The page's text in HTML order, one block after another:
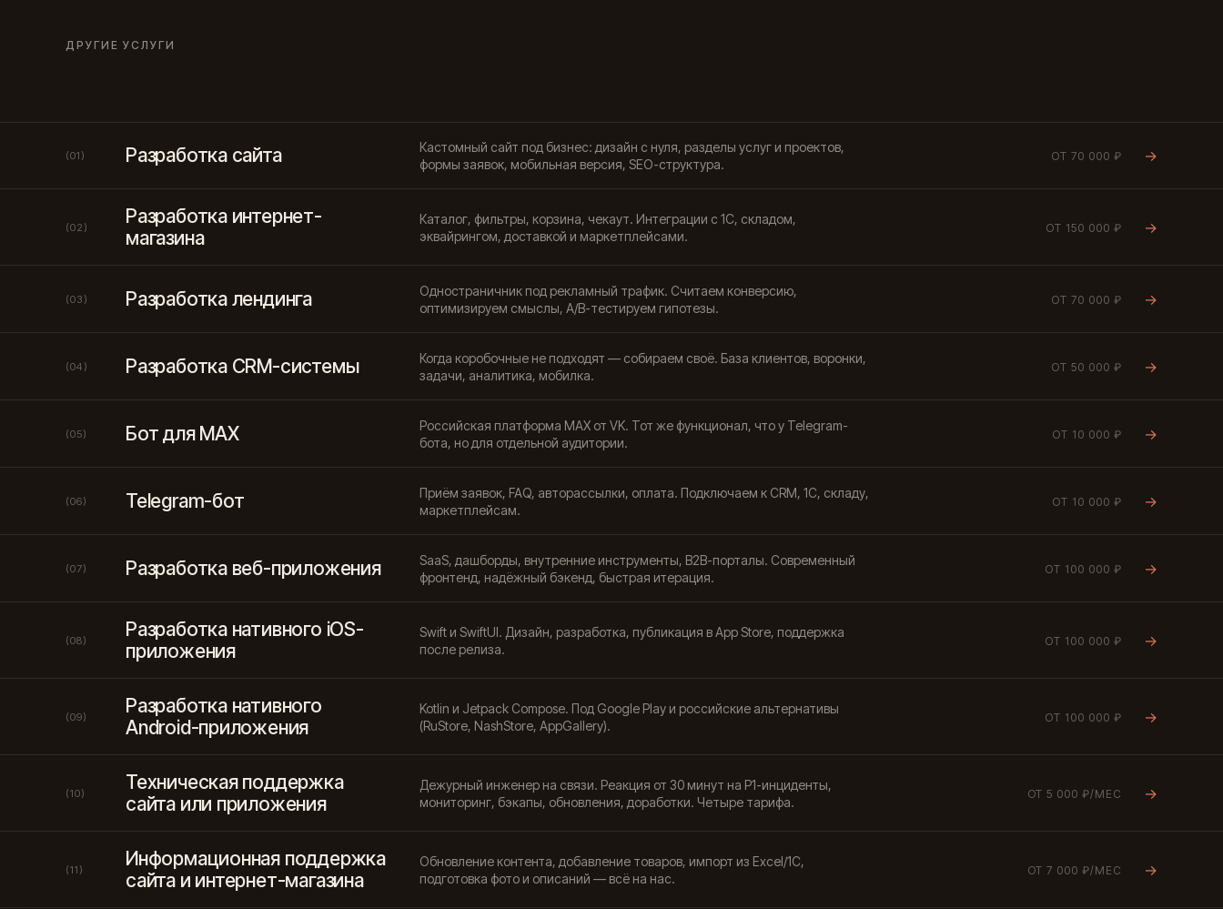
ДРУГИЕ УСЛУГИ
(01) Разработка сайта
Кастомный сайт под бизнес: дизайн с нуля, разделы услуг и проектов,
формы заявок, мобильная версия, SEO-структура.
ОТ 70 000 ₽ →
(02)
Разработка интернет-
магазина
Каталог, фильтры, корзина, чекаут. Интеграции с 1С, складом,
эквайрингом, доставкой и маркетплейсами.
ОТ 150 000 ₽ →
(03) Разработка лендинга
Одностраничник под рекламный трафик. Считаем конверсию,
оптимизируем смыслы, A/B-тестируем гипотезы.
ОТ 70 000 ₽ →
(04) Разработка CRM-системы
Когда коробочные не подходят — собираем своё. База клиентов, воронки,
задачи, аналитика, мобилка.
ОТ 50 000 ₽ →
(05) Бот для MAX
Российская платформа MAX от VK. Тот же функционал, что у Telegram-
бота, но для отдельной аудитории.
ОТ 10 000 ₽ →
(06) Telegram-бот
Приём заявок, FAQ, авторассылки, оплата. Подключаем к CRM, 1С, складу,
маркетплейсам.
ОТ 10 000 ₽ →
(07) Разработка веб-приложения
SaaS, дашборды, внутренние инструменты, B2B-порталы. Современный
фронтенд, надёжный бэкенд, быстрая итерация.
ОТ 100 000 ₽ →
(08)
Разработка нативного iOS-
приложения
Swift и SwiftUI. Дизайн, разработка, публикация в App Store, поддержка
после релиза.
ОТ 100 000 ₽ →
(09)
Разработка нативного
Android-приложения
Kotlin и Jetpack Compose. Под Google Play и российские альтернативы
(RuStore, NashStore, AppGallery).
ОТ 100 000 ₽ →
(10)
Техническая поддержка
сайта или приложения
Дежурный инженер на связи. Реакция от 30 минут на P1-инциденты,
мониторинг, бэкапы, обновления, доработки. Четыре тарифа.
ОТ 5 000 ₽/МЕС →
(11)
Информационная поддержка
сайта и интернет-магазина
Обновление контента, добавление товаров, импорт из Excel/1С,
подготовка фото и описаний — всё на нас.
ОТ 7 000 ₽/МЕС →